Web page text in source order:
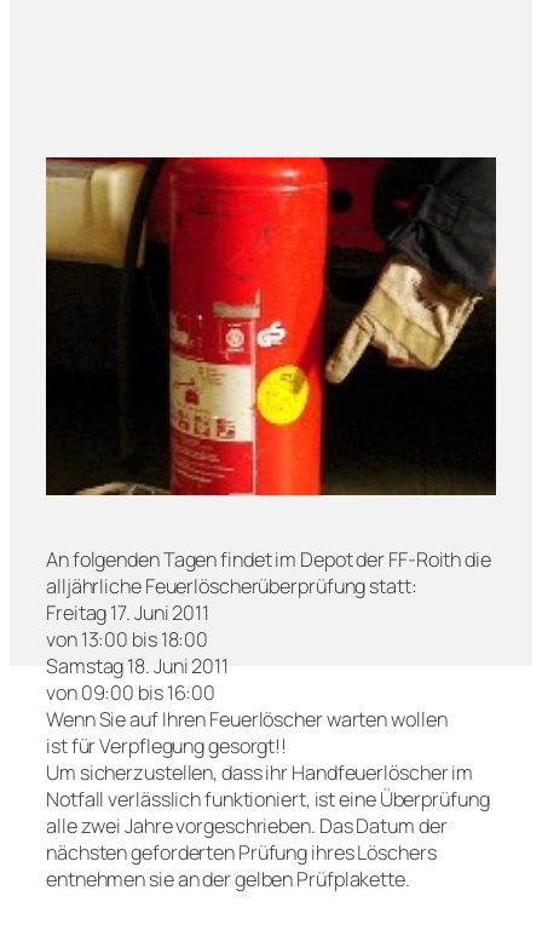
An folgenden Tagen findet im Depot der FF-Roith die
alljährliche Feuerlöscherüberprüfung statt:
Freitag 17. Juni 2011
von 13:00 bis 18:00
Samstag 18. Juni 2011
von 09:00 bis 16:00
Wenn Sie auf Ihren Feuerlöscher warten wollen
ist für Verpflegung gesorgt!!
Um sicherzustellen, dass ihr Handfeuerlöscher im
Notfall verlässlich funktioniert, ist eine Überprüfung
alle zwei Jahre vorgeschrieben. Das Datum der
nächsten geforderten Prüfung ihres Löschers
entnehmen sie an der gelben Prüfplakette.